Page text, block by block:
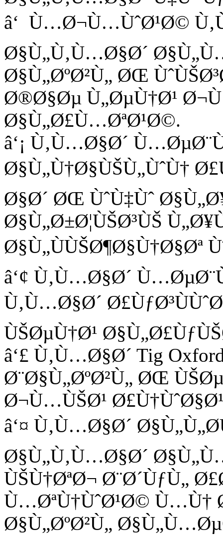
â‘ Ù…Ø¬Ù…ÙˆØ¹Ø©
Ø§Ù„Ù‚Ù…Ø§Ø´
Ø§Ù„ØºØ²Ù„ ØŒ
Ø®Ø§Øµ Ù„ØµÙ†Ø¹
Ø§Ù„Ø£Ù…ØªØ¹Ø©.
â‘¡ Ù‚Ù…Ø§Ø´
Ø§Ù„Ù†Ø§ÙŠÙ„ÙˆÙ†
Ø§Ø´ ØŒ ÙˆÙ‡Ùˆ
Ø§Ù„Ø±Ø¦ÙŠØ³ÙŠ
Ø§Ù„ÙÙŠØ¶Ø§Ù†Ø§Øª
â‘¢ Ù‚Ù…Ø§Ø´
Ù‚Ù…Ø§Ø´
ÙŠØµÙ†Ø¹
â‘£ Ù‚Ù…Ø§Ø´ Tig
Ø¨Ø§Ù„ØºØ²Ù„ ØŒ
Ø¬Ù…ÙŠØ¹
â‘¤ Ù‚Ù…Ø§Ø´
Ø§Ù„Ù‚Ù…Ø§Ø´
ÙŠÙ†ØªØ¬ Ø¨Ø´ÙƒÙ„
Ù…ØªÙ†ÙˆØ¹Ø© Ù…Ù†
Ø§Ù„ØºØ²Ù„